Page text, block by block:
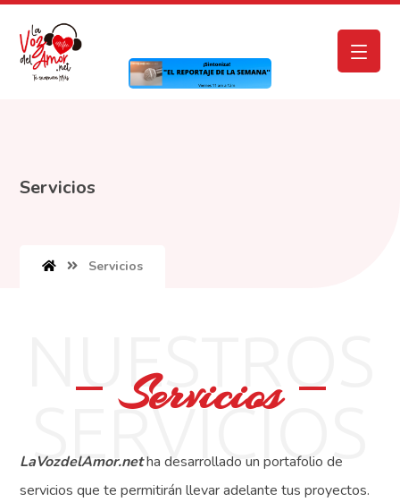
Servicios
Servicios
NUESTROS
SERVICIOS
Servicios
LaVozdelAmor.netha desarrollado un portafolio de
servicios que te permitirán llevar adelante tus proyectos.